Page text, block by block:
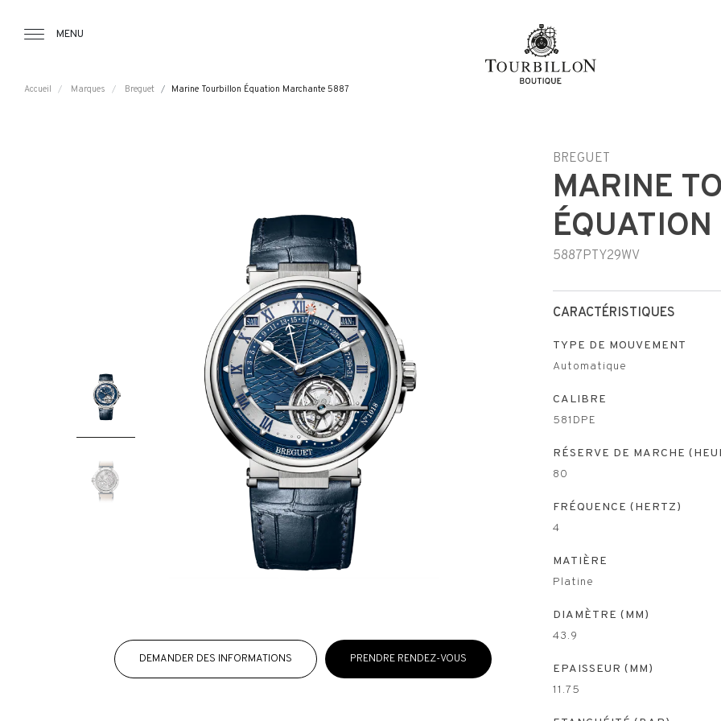
MENU
Accueil Marques Breguet Marine Tourbillon Équation Marchante 5887
DEMANDER DES INFORMATIONS PRENDRE RENDEZ-VOUS
BREGUET
MARINE
5887PTY29WV
CARACTÉRISTIQUES
TYPE DE MOUVEMENT
Automatique
CALIBRE
581DPE
RÉSERVE DE MARCHE
80
FRÉQUENCE (HERTZ)
4
MATIÈRE
Platine
DIAMÈTRE (MM)
43.9
EPAISSEUR (MM)
11.75